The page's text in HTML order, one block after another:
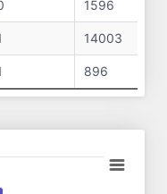
1596
14003
896